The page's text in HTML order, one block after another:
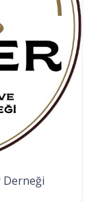
Derneği